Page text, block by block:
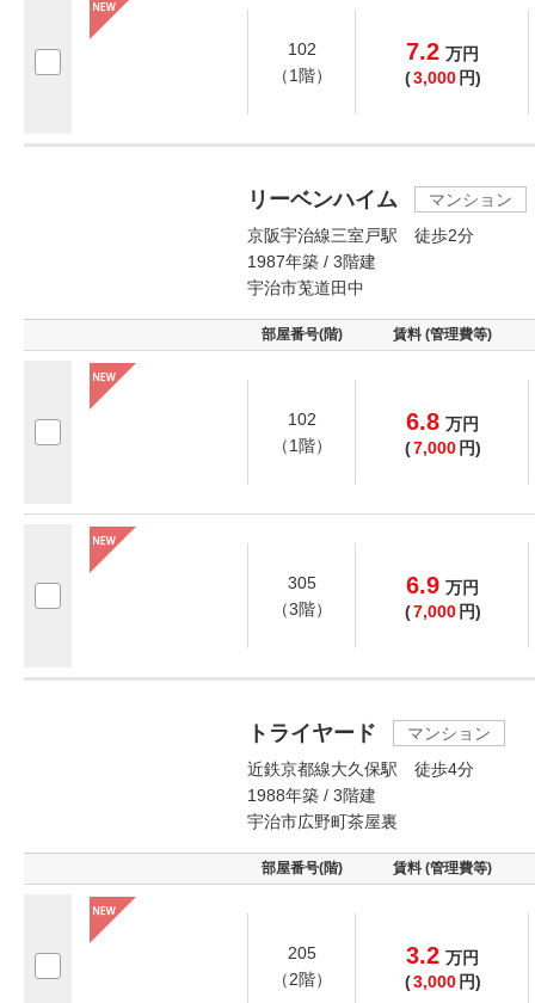
102
（1階）
7.2 万円
(3,000 円)
リーベンハイム
マンション
京阪宇治線三室戸駅 徒歩2分
1987年築 / 3階建
宇治市莵道田中
部屋番号(階) 賃料 (管理費等)
102
（1階）
6.8 万円
(7,000 円)
305
（3階）
6.9 万円
(7,000 円)
トライヤード
マンション
近鉄京都線大久保駅 徒歩4分
1988年築 / 3階建
宇治市広野町茶屋裏
部屋番号(階) 賃料 (管理費等)
205
（2階）
3.2 万円
(3,000 円)